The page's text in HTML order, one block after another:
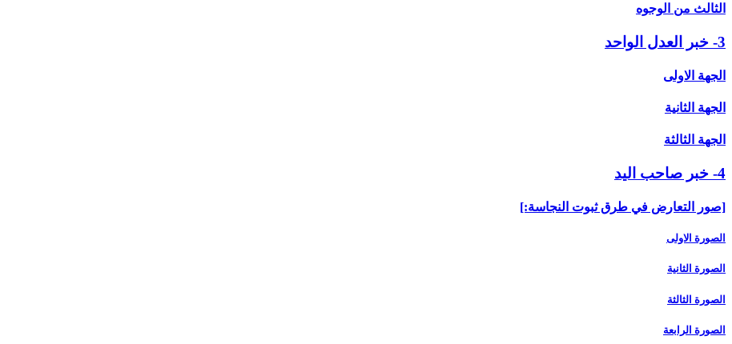
الثالث من الوجوه
3- خبر العدل الواحد
الجهة الاولى
الجهة الثانية
الجهة الثالثة
4- خبر صاحب اليد
[صور التعارض في طرق ثبوت النجاسة:]
الصورة الاولى
الصورة الثانية
الصورة الثالثة
الصورة الرابعة